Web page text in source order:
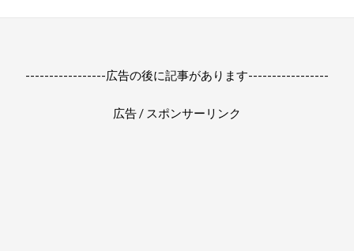
-----------------広告の後に記事があります-----------------
広告 / スポンサーリンク